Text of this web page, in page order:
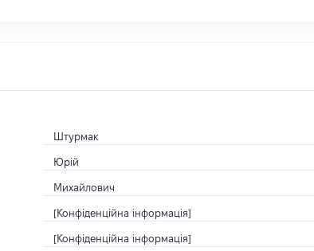
Штурмак
Юрій
Михайлович
[Конфіденційна інформація]
[Конфіденційна інформація]